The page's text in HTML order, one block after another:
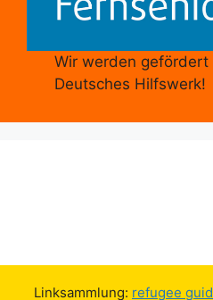
Wir werden
Deutsches Hilfswerk!
Linksammlung: refugee